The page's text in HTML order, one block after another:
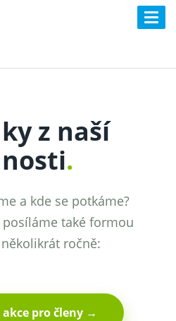
z naší
.
a kde se potkáme?
také formou
ročně:
pro členy →